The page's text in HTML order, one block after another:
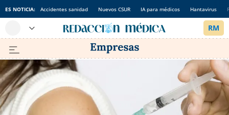
ES NOTICIA: Accidentes sanidad Nuevos CSUR IA para médicos Hantavirus